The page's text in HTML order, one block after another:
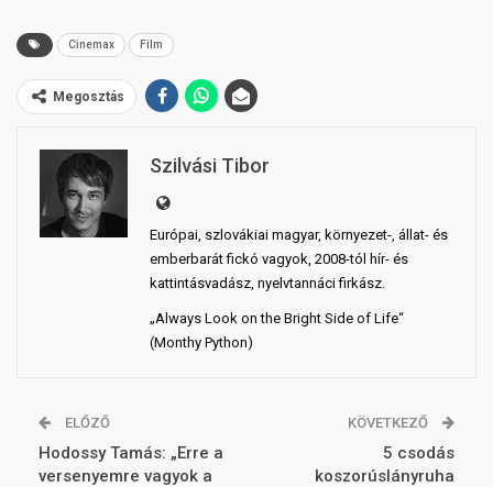
Cinemax Film
Megosztás
Szilvási Tibor
Európai, szlovákiai magyar, környezet-, állat- és
emberbarát fickó vagyok, 2008-tól hír- és
kattintásvadász, nyelvtannáci firkász.
„Always Look on the Bright Side of Life“
(Monthy Python)
ELŐZŐ
Hodossy Tamás: „Erre a
versenyemre vagyok a
KÖVETKEZŐ
5 csodás
koszorúslányruha